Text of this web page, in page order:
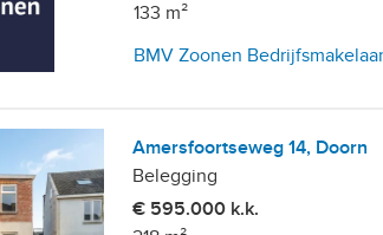
133 m²
BMV Zoonen
Amersfoortseweg 14, Doorn
Belegging
€ 595.000 k.k.